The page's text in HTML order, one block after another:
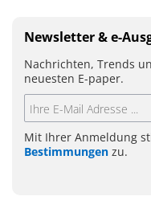
Newsletter & e-
Nachrichten, Trends
neuesten E-paper.
Mit Ihrer Anmeldung
Bestimmungen zu.